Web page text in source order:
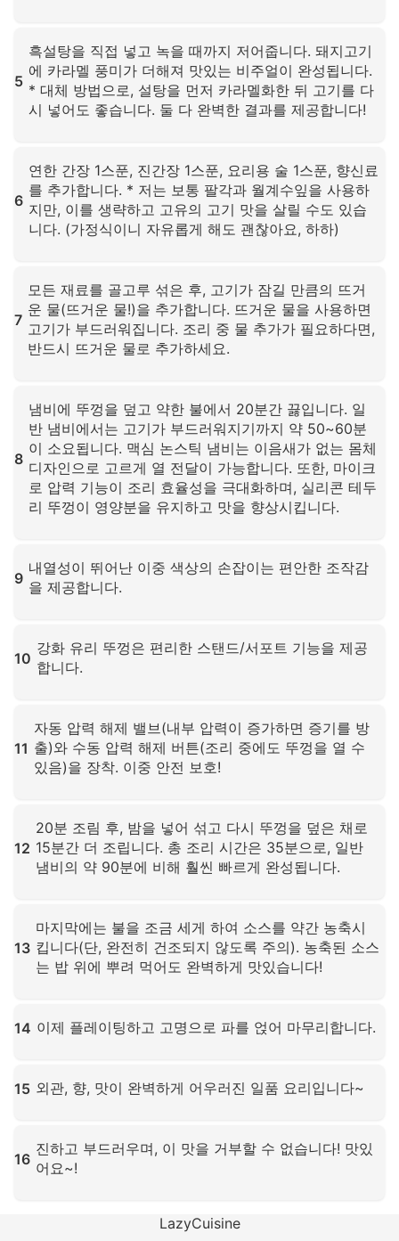
5
흑설탕을 직접 넣고 녹을 때까지 저어줍니다. 돼지고기
에 카라멜 풍미가 더해져 맛있는 비주얼이 완성됩니다.
* 대체 방법으로, 설탕을 먼저 카라멜화한 뒤 고기를 다
시 넣어도 좋습니다. 둘 다 완벽한 결과를 제공합니다!
6
연한 간장 1스푼, 진간장 1스푼, 요리용 술 1스푼, 향신료
를 추가합니다. * 저는 보통 팔각과 월계수잎을 사용하
지만, 이를 생략하고 고유의 고기 맛을 살릴 수도 있습
니다. (가정식이니 자유롭게 해도 괜찮아요, 하하)
7
모든 재료를 골고루 섞은 후, 고기가 잠길 만큼의 뜨거
운 물(뜨거운 물!)을 추가합니다. 뜨거운 물을 사용하면
고기가 부드러워집니다. 조리 중 물 추가가 필요하다면,
반드시 뜨거운 물로 추가하세요.
8
냄비에 뚜껑을 덮고 약한 불에서 20분간 끓입니다. 일
반 냄비에서는 고기가 부드러워지기까지 약 50~60분
이 소요됩니다. 맥심 논스틱 냄비는 이음새가 없는 몸체
디자인으로 고르게 열 전달이 가능합니다. 또한, 마이크
로 압력 기능이 조리 효율성을 극대화하며, 실리콘 테두
리 뚜껑이 영양분을 유지하고 맛을 향상시킵니다.
9
내열성이 뛰어난 이중 색상의 손잡이는 편안한 조작감
을 제공합니다.
10
강화 유리 뚜껑은 편리한 스탠드/서포트 기능을 제공
합니다.
11
자동 압력 해제 밸브(내부 압력이 증가하면 증기를 방
출)와 수동 압력 해제 버튼(조리 중에도 뚜껑을 열 수
있음)을 장착. 이중 안전 보호!
12
20분 조림 후, 밤을 넣어 섞고 다시 뚜껑을 덮은 채로
15분간 더 조립니다. 총 조리 시간은 35분으로, 일반
냄비의 약 90분에 비해 훨씬 빠르게 완성됩니다.
13
마지막에는 불을 조금 세게 하여 소스를 약간 농축시
킵니다(단, 완전히 건조되지 않도록 주의). 농축된 소스
는 밥 위에 뿌려 먹어도 완벽하게 맛있습니다!
14 이제 플레이팅하고 고명으로 파를 얹어 마무리합니다.
15 외관, 향, 맛이 완벽하게 어우러진 일품 요리입니다~
16
진하고 부드러우며, 이 맛을 거부할 수 없습니다! 맛있
어요~!
LazyCuisine